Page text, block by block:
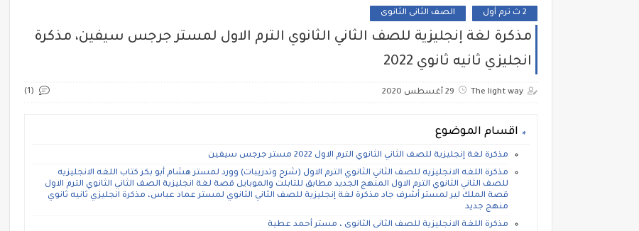
2 ث ترم أول الصف الثانى الثانوى
مذكرة لغة إنجليزية للصف الثاني الثانوي الترم الاول لمستر جرجس سيفين، مذكرة
انجليزي ثانيه ثانوي 2022
The light way 29 أغسطس 2020 (1)
اقسام الموضوع
مذكرة لغة إنجليزية للصف الثاني الثانوي الترم الاول 2022 مستر جرجس سيفين
مذكرة اللغه الانجليزيه للصف الثاني الثانوي الترم الاول (شرح وتدريبات) وورد لمستر هشام أبو بكر كتاب اللغه الانجليزيه
للصف الثاني الثانوي الترم الاول المنهج الجديد مطابق للتابلت والموبايل قصة لغة انجليزية الصف الثاني الثانوي الترم الاول
قصة الملك لير لمستر أشرف جاد مذكرة لغة إنجليزية للصف الثاني الثانوي لمستر عماد عباس، مذكرة انجليزي ثانيه ثانوي
منهج جديد
مذكرة اللغة الانجليزية للصف الثانى الثانوى ، مستر أحمد عطية